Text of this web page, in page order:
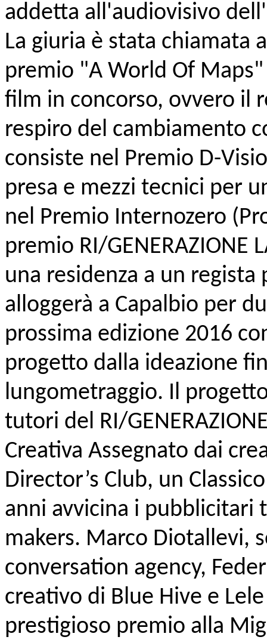
addetta all'audiovisivo
La giuria è stata chiamata
premio "A World Of
film in concorso, ovvero il
respiro del cambiamento
consiste nel Premio D-
presa e mezzi tecnici per
nel Premio Internozero
premio RI/GENERAZIONE
una residenza a un
alloggerà a Capalbio per
prossima edizione 2016
progetto dalla ideazione
lungometraggio. Il
tutori del RI/
Creativa Assegnato dai
Director’s Club, un
anni avvicina i pubblicitari
makers. Marco Diotallevi,
conversation agency,
creativo di Blue Hive e
prestigioso premio alla